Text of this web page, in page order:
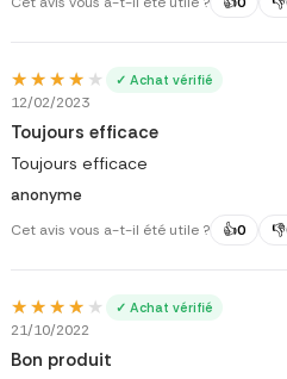
★★★★★
★★★★★ ✓ Achat vérifié
12/02/2023
Toujours efficace
Toujours efficace
anonyme
Cet avis vous a-t-il été utile ? 👍0 👎
★★★★★
★★★★★ ✓ Achat vérifié
21/10/2022
Bon produit